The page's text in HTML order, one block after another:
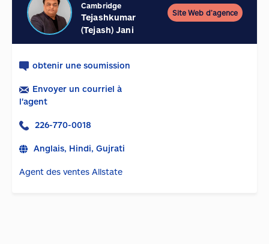
Cambridge
Tejashkumar
(Tejash) Jani
Site Web d’agence
obtenir une soumission
Envoyer un courriel à
l'agent
226-770-0018
Anglais, Hindi, Gujrati
Agent des ventes Allstate